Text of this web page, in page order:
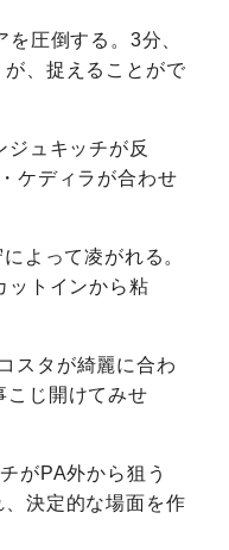
圧倒する。3分、
、捉えることがで
ュキッチが反
ケディラが合わせ
よって凌がれる。
ットインから粘
スタが綺麗に合わ
こじ開けてみせ
がPA外から狙う
決定的な場面を作